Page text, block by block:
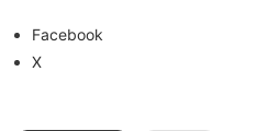
Facebook
X